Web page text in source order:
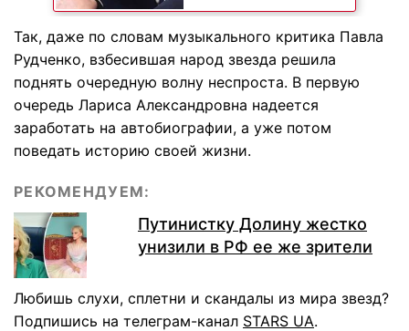
Так, даже по словам музыкального критика Павла
Рудченко, взбесившая народ звезда решила
поднять очередную волну неспроста. В первую
очередь Лариса Александровна надеется
заработать на автобиографии, а уже потом
поведать историю своей жизни.
РЕКОМЕНДУЕМ:
Путинистку Долину жестко
унизили в РФ ее же зрители
Любишь слухи, сплетни и скандалы из мира звезд?
Подпишись на телеграм-канал STARS UA.